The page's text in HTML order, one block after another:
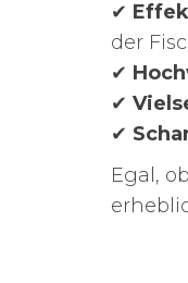
✔
der
✔
✔
✔
Egal,